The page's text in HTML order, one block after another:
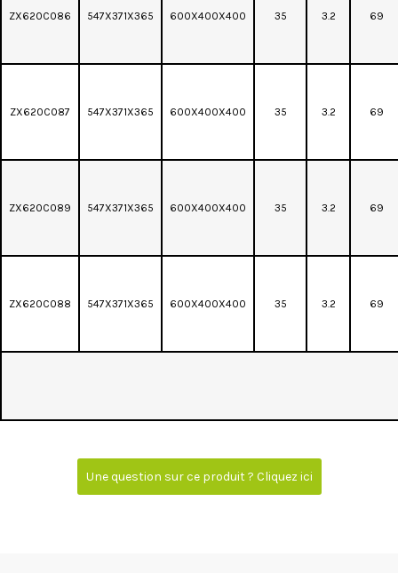
ZX620C086 547X371X365 600X400X400 35 3.2 69
ZX620C087 547X371X365 600X400X400 35 3.2 69
ZX620C089 547X371X365 600X400X400 35 3.2 69
ZX620C088 547X371X365 600X400X400 35 3.2 69
Une question sur ce produit ? Cliquez ici